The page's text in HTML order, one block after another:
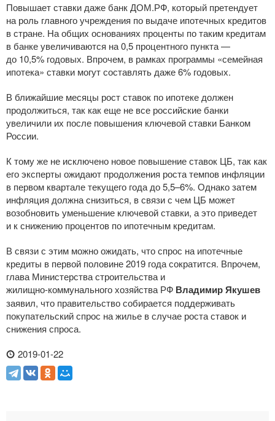
Повышает ставки даже банк ДОМ.РФ, который претендует
на роль главного учреждения по выдаче ипотечных кредитов
в стране. На общих основаниях проценты по таким кредитам
в банке увеличиваются на 0,5 процентного пункта —
до 10,5% годовых. Впрочем, в рамках программы «семейная
ипотека» ставки могут составлять даже 6% годовых.
В ближайшие месяцы рост ставок по ипотеке должен
продолжиться, так как еще не все российские банки
увеличили их после повышения ключевой ставки Банком
России.
К тому же не исключено новое повышение ставок ЦБ, так как
его эксперты ожидают продолжения роста темпов инфляции
в первом квартале текущего года до 5,5–6%. Однако затем
инфляция должна снизиться, в связи с чем ЦБ может
возобновить уменьшение ключевой ставки, а это приведет
и к снижению процентов по ипотечным кредитам.
В связи с этим можно ожидать, что спрос на ипотечные
кредиты в первой половине 2019 года сократится. Впрочем,
глава Министерства строительства и
жилищно-коммунальногохозяйства РФ Владимир Якушев
заявил, что правительство собирается поддерживать
покупательский спрос на жилье в случае роста ставок и
снижения спроса.
2019-01-22